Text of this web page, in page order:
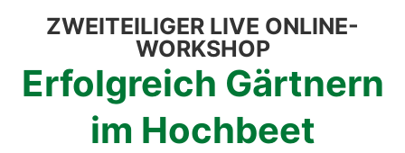
ZWEI­TEI­LI­GER LIVE ONLINE-
WORK­SHOP
Erfolg­reich Gärt­nern
im Hoch­beet